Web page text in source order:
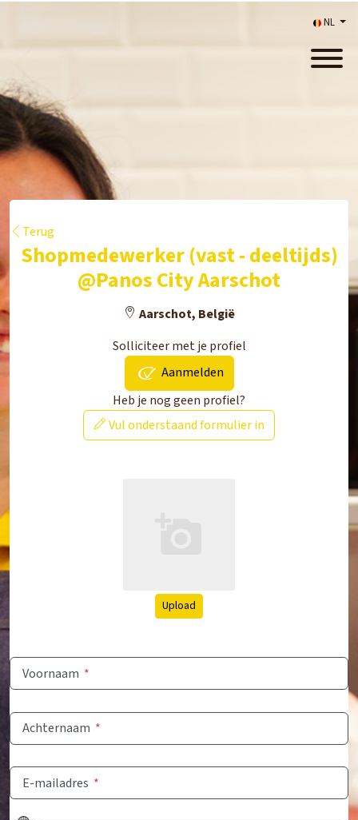
NL
Terug
Shopmedewerker (vast - deeltijds)
@Panos City Aarschot
Aarschot, België
Solliciteer met je profiel
Aanmelden
Heb je nog geen profiel?
Vul onderstaand formulier in
Upload
Voornaam *
Achternaam *
E-mailadres *